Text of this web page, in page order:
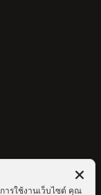
ารใช้งานเว็บไซต์ คุณ